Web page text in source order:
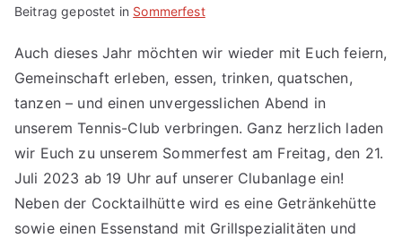
Beitrag gepostet in Sommerfest
Auch dieses Jahr möchten wir wieder mit Euch feiern,
Gemeinschaft erleben, essen, trinken, quatschen,
tanzen – und einen unvergesslichen Abend in
unserem Tennis-Club verbringen. Ganz herzlich laden
wir Euch zu unserem Sommerfest am Freitag, den 21.
Juli 2023 ab 19 Uhr auf unserer Clubanlage ein!
Neben der Cocktailhütte wird es eine Getränkehütte
sowie einen Essenstand mit Grillspezialitäten und